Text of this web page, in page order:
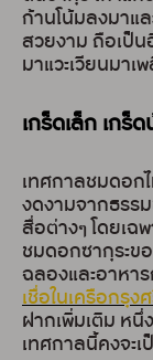
ก้านโน้มลงมาแ
สวยงาม ถือเป็
มาแวะเวียนมา
เกร็ดเล็ก เกร็
เทศกาลชมดอก
งดงามจากธรร
สื่อต่างๆ โดยเฉ
ชมดอกซากุระข
ฉลองและอาหา
เชื่อในเครือกรุ
ฝากเพิ่มเติม หนึ่
เทศกาลนี้คงจะเ